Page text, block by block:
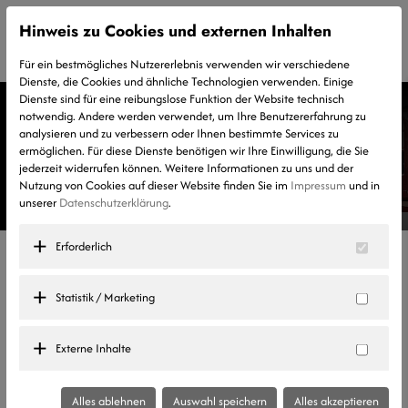
Stellenbeschreibung
LKW-Fahrer/-in (m/w/d)
Für die Verstärkung unseres Teams suchen wir zum sofortigen Eintritt einen
Hinweis zu Cookies und externen Inhalten
Für ein bestmögliches Nutzererlebnis verwenden wir verschiedene
Dienste, die Cookies und ähnliche Technologien verwenden. Einige
Dienste sind für eine reibungslose Funktion der Website technisch
notwendig. Andere werden verwendet, um Ihre Benutzererfahrung zu
analysieren und zu verbessern oder Ihnen bestimmte Services zu
ermöglichen. Für diese Dienste benötigen wir Ihre Einwilligung, die Sie
jederzeit widerrufen können. Weitere Informationen zu uns und der
Nutzung von Cookies auf dieser Website finden Sie im Impressum und in
unserer Datenschutzerklärung.
Erforderlich
Statistik / Marketing
Externe Inhalte
Alles ablehnen Auswahl speichern Alles akzeptieren